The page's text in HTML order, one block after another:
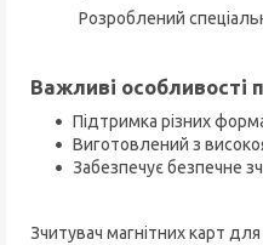
Розроблений
Важливі особливості
Підтримка різних
Виготовлений з
Забезпечує безпечне
Зчитувач магнітних карт